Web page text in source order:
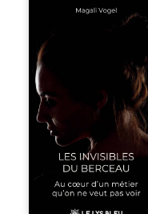
Qui prend soin de
celles et ceux
confions nos
enfants ? Derrière
la douceur
apparente des
maisons d’accueil
se joue une réalité
que nul ne
soupçonne :
rémunérations
dérisoires,
solitude,
épuisement,